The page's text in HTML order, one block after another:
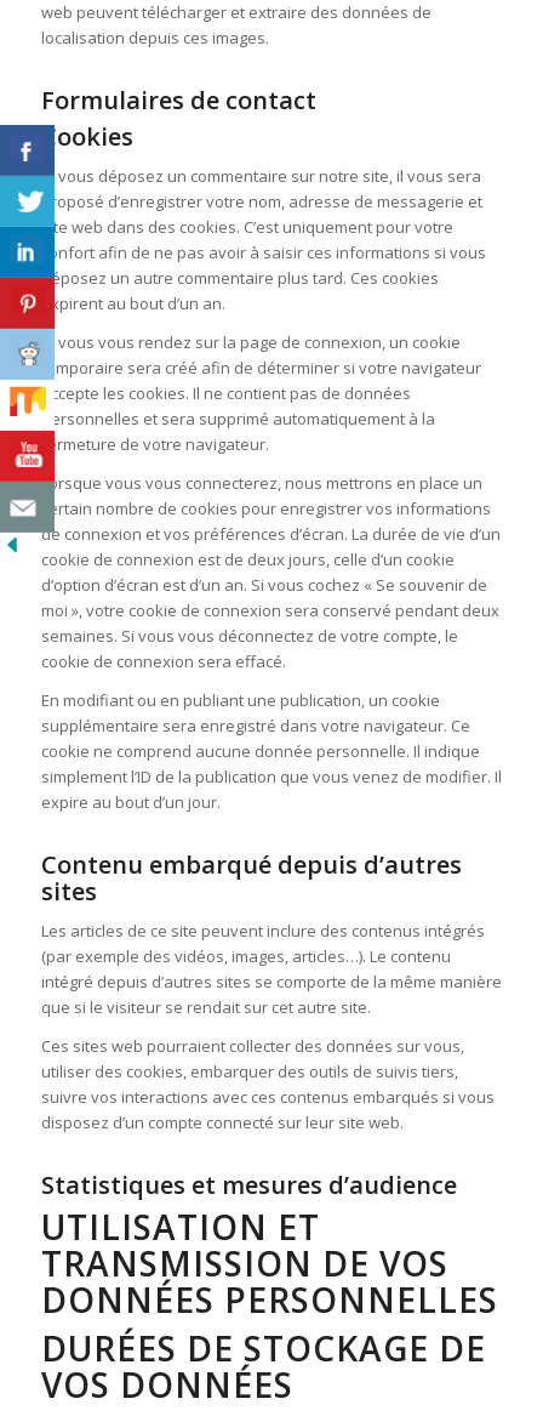
web peuvent télécharger et extraire des données de
localisation depuis ces images.
Formulaires de contact
Cookies
Si vous déposez un commentaire sur notre site, il vous sera
proposé d’enregistrer votre nom, adresse de messagerie et
site web dans des cookies. C’est uniquement pour votre
confort afin de ne pas avoir à saisir ces informations si vous
déposez un autre commentaire plus tard. Ces cookies
expirent au bout d’un an.
Si vous vous rendez sur la page de connexion, un cookie
temporaire sera créé afin de déterminer si votre navigateur
accepte les cookies. Il ne contient pas de données
personnelles et sera supprimé automatiquement à la
fermeture de votre navigateur.
Lorsque vous vous connecterez, nous mettrons en place un
certain nombre de cookies pour enregistrer vos informations
de connexion et vos préférences d’écran. La durée de vie d’un
cookie de connexion est de deux jours, celle d’un cookie
d’option d’écran est d’un an. Si vous cochez « Se souvenir de
moi », votre cookie de connexion sera conservé pendant deux
semaines. Si vous vous déconnectez de votre compte, le
cookie de connexion sera effacé.
En modifiant ou en publiant une publication, un cookie
supplémentaire sera enregistré dans votre navigateur. Ce
cookie ne comprend aucune donnée personnelle. Il indique
simplement l’ID de la publication que vous venez de modifier. Il
expire au bout d’un jour.
Contenu embarqué depuis d’autres
sites
Les articles de ce site peuvent inclure des contenus intégrés
(par exemple des vidéos, images, articles…). Le contenu
intégré depuis d’autres sites se comporte de la même manière
que si le visiteur se rendait sur cet autre site.
Ces sites web pourraient collecter des données sur vous,
utiliser des cookies, embarquer des outils de suivis tiers,
suivre vos interactions avec ces contenus embarqués si vous
disposez d’un compte connecté sur leur site web.
Statistiques et mesures d’audience
UTILISATION ET
TRANSMISSION DE VOS
DONNÉES PERSONNELLES
DURÉES DE STOCKAGE DE
VOS DONNÉES